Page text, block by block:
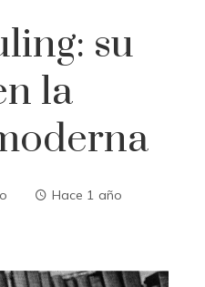
su
la
Hace 1 año